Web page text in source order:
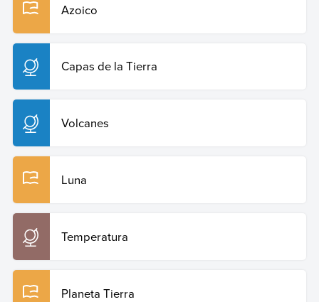
Azoico
Capas de la Tierra
Volcanes
Luna
Temperatura
Planeta Tierra